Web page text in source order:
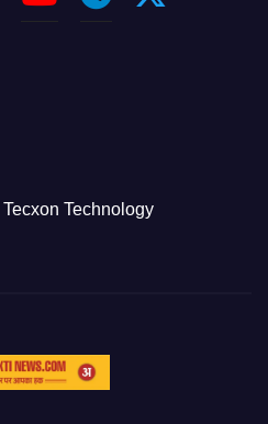
Tecxon Technology